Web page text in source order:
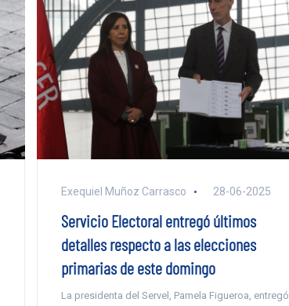
Exequiel Muñoz Carrasco 28-06-2025
Servicio Electoral entregó últimos
detalles respecto a las elecciones
primarias de este domingo
La presidenta del Servel, Pamela Figueroa, entregó